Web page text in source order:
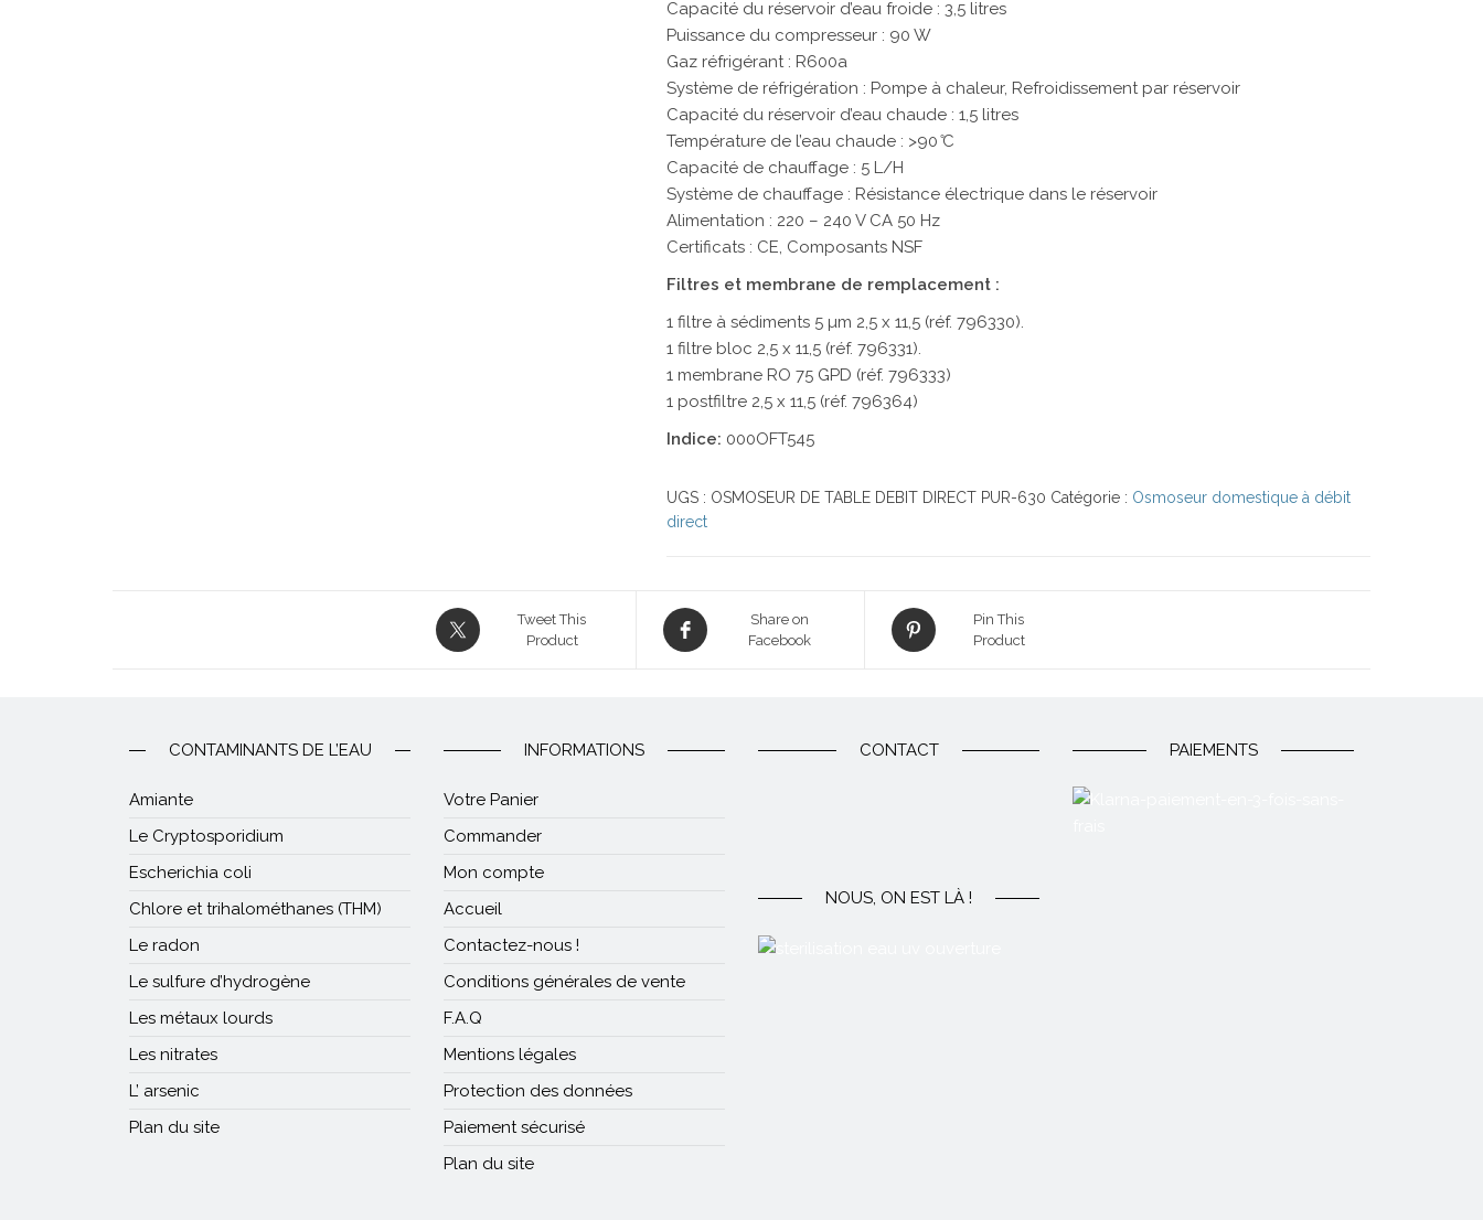
Capacité du réservoir d’eau froide : 3,5 litres
Puissance du compresseur : 90 W
Gaz réfrigérant : R600a
Système de réfrigération : Pompe à chaleur, Refroidissement par réservoir
Capacité du réservoir d’eau chaude : 1,5 litres
Température de l’eau chaude : >90 ̊C
Capacité de chauffage : 5 L/H
Système de chauffage : Résistance électrique dans le réservoir
Alimentation : 220 – 240 V CA 50 Hz
Certificats : CE, Composants NSF
Filtres et membrane de remplacement :
1 filtre à sédiments 5 µm 2,5 x 11,5 (réf. 796330).
1 filtre bloc 2,5 x 11,5 (réf. 796331).
1 membrane RO 75 GPD (réf. 796333)
1 postfiltre 2,5 x 11,5 (réf. 796364)
Indice: 000OFT545
UGS : OSMOSEUR DE TABLE DEBIT DIRECT PUR-630 Catégorie : Osmoseur domestique à débit
direct
Tweet This
Product
Share on
Facebook
Pin This
Product
CONTAMINANTS DE L’EAU
Amiante
Le Cryptosporidium
Escherichia coli
Chlore et trihalométhanes (THM)
Le radon
Le sulfure d’hydrogène
Les métaux lourds
Les nitrates
L’ arsenic
Plan du site
INFORMATIONS
Votre Panier
Commander
Mon compte
Accueil
Contactez-nous !
Conditions générales de vente
F.A.Q
Mentions légales
Protection des données
Paiement sécurisé
Plan du site
CONTACT PAIEMENTS
NOUS, ON EST LÀ !